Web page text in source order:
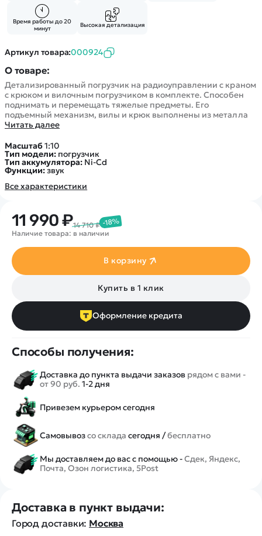
Время работы до 20
минут
Высокая детализация
Артикул товара:000924
О товаре:
Детализированный погрузчик на радиоуправлении с краном
с крюком и вилочным погрузчиком в комплекте. Способен
поднимать и перемещать тяжелые предметы. Его
подъемный механизм, вилы и крюк выполнены из металла
Читать далее
Масштаб1:10
Тип модели: погрузчик
Тип аккумулятора: Ni-Cd
Функции:звук
Все характеристики
11 990 ₽14 710 ₽ -18%
Наличие товара: в наличии
В корзину
Купить в 1 клик
Оформление кредита
Способы получения:
Доставка до пункта выдачи заказов рядом с вами -
от 90 руб. 1-2 дня
Привезем курьером сегодня
Самовывозсо склада сегодня /бесплатно
Мы доставляем до вас с помощью -Сдек, Яндекс,
Почта, Озон логистика, 5Post
Доставка в пункт выдачи:
Город доставки: Москва